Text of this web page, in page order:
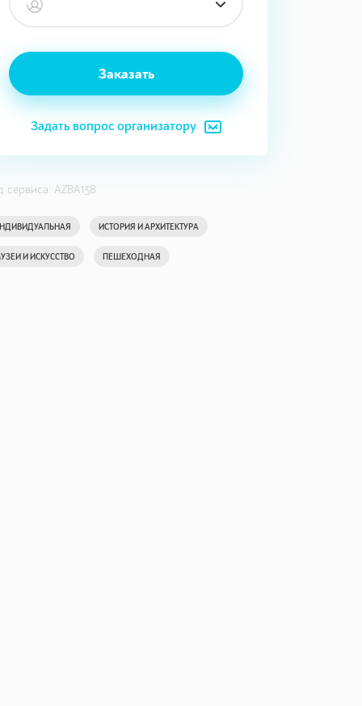
Заказать
Задать вопрос организатору
сервиса: AZBA138
ИСТОРИЯ И АРХИТЕКТУРА
И ИСКУССТВО ПЕШЕХОДНАЯ